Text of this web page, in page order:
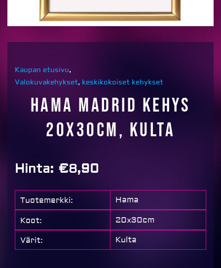
Kaupan etusivu,
Valokuvakehykset, keskikokoiset kehykset
Hama Madrid kehys
20x30cm, kulta
Hinta: €8,90
Tuotemerkki: Hama
Koot: 20x30cm
Värit: Kulta